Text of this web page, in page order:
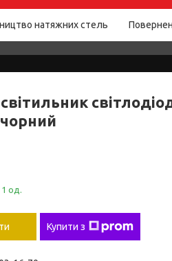
натяжних стель
1 од.
Купити з